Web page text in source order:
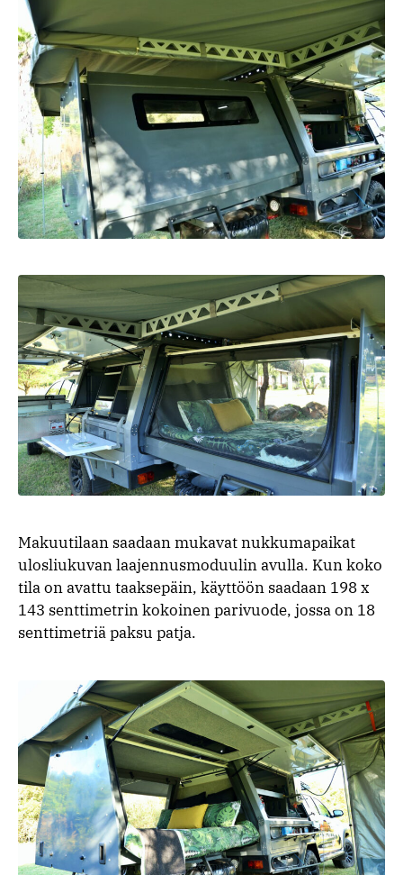
Makuutilaan saadaan mukavat nukkumapaikat
ulosliukuvan laajennusmoduulin avulla. Kun koko
tila on avattu taaksepäin, käyttöön saadaan 198 x
143 senttimetrin kokoinen parivuode, jossa on 18
senttimetriä paksu patja.